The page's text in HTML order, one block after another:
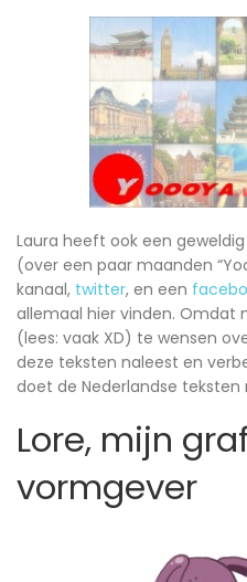
Laura heeft ook een
(over een paar maanden
kanaal, twitter, en een
allemaal hier vinden. Omdat
(lees: vaak XD) te wensen
deze teksten naleest en
doet de Nederlandse teksten
Lore, mijn
vormgever